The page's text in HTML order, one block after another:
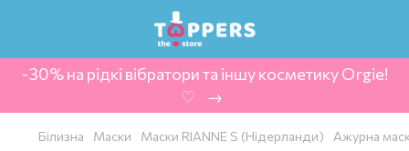
-30% на рідкі вібратори та іншу косметику Orgie!
‍ ♡ ‍ → ‍
Білизна Маски Маски RIANNE S (Нідерланди) Ажурна